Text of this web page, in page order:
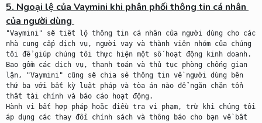
5. Ngoại lệ của Vaymini khi phân phối thông tin cá nhân
của người dùng
"Vaymini" sẽ tiết lộ thông tin cá nhân của người dùng cho các
nhà cung cấp dịch vụ, người vay và thành viên nhóm của chúng
tôi để giúp chúng tôi thực hiện một số hoạt động kinh doanh.
Bao gồm các dịch vụ, thanh toán và thủ tục phòng chống gian
lận, "Vaymini" cũng sẽ chia sẻ thông tin về người dùng bên
thứ ba với bất kỳ luật pháp và tòa án nào để ngăn chặn tổn
thất tài chính và báo cáo hoạt động.
Hành vi bất hợp pháp hoặc điều tra vi phạm, trừ khi chúng tôi
áp dụng các thay đổi chính sách và thông báo cho bạn về bất